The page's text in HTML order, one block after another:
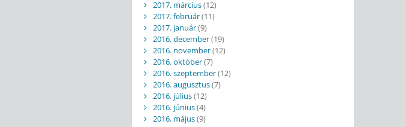
2017. március(12)
2017. február(11)
2017. január(9)
2016. december(19)
2016. november(12)
2016. október(7)
2016. szeptember(12)
2016. augusztus(7)
2016. július(12)
2016. június(4)
2016. május(9)